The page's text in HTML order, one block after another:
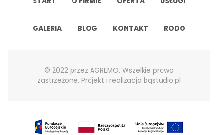
GALERIA BLOG KONTAKT RODO
© 2022 przez AGREMO. Wszelkie prawa
zastrzeżone. Projekt i realizacja bqstudio.pl